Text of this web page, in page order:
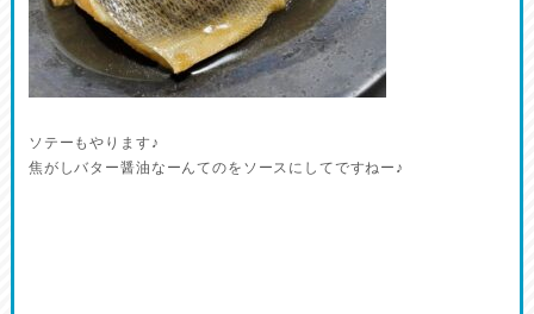
ソテーもやります♪
焦がしバター醤油なーんてのをソースにしてですねー♪